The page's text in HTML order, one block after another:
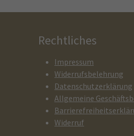
Rechtliches
Impressum
Widerrufsbelehrung
Datenschutzerklärung
Allgemeine
Widerruf